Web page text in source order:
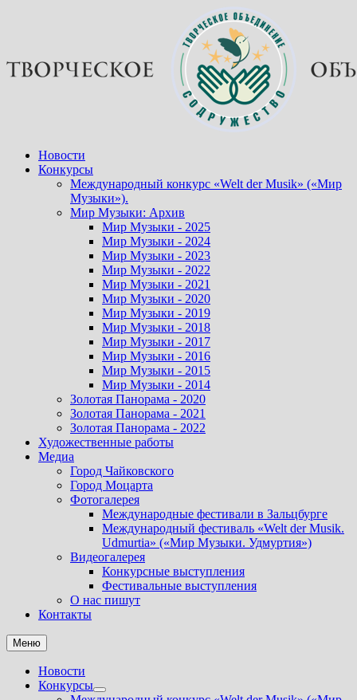
Новости
Конкурсы
Международный конкурс «Welt der Musik» («Мир
Музыки»).
Мир Музыки: Архив
Мир Музыки - 2025
Мир Музыки - 2024
Мир Музыки - 2023
Мир Музыки - 2022
Мир Музыки - 2021
Мир Музыки - 2020
Мир Музыки - 2019
Мир Музыки - 2018
Мир Музыки - 2017
Мир Музыки - 2016
Мир Музыки - 2015
Мир Музыки - 2014
Золотая Панорама - 2020
Золотая Панорама - 2021
Золотая Панорама - 2022
Художественные работы
Медиа
Город Чайковского
Город Моцарта
Фотогалерея
Международные фестивали в Зальцбурге
Международный фестиваль «Welt der Musik.
Udmurtia» («Мир Музыки. Удмуртия»)
Видеогалерея
Конкурсные выступления
Фестивальные выступления
О нас пишут
Контакты
Меню
Новости
Конкурсы
Показать